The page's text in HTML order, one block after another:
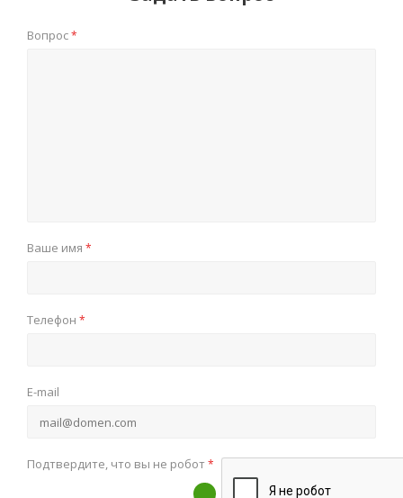
Вопрос*
Ваше имя *
Телефон *
E-mail
Подтвердите, что вы не робот*